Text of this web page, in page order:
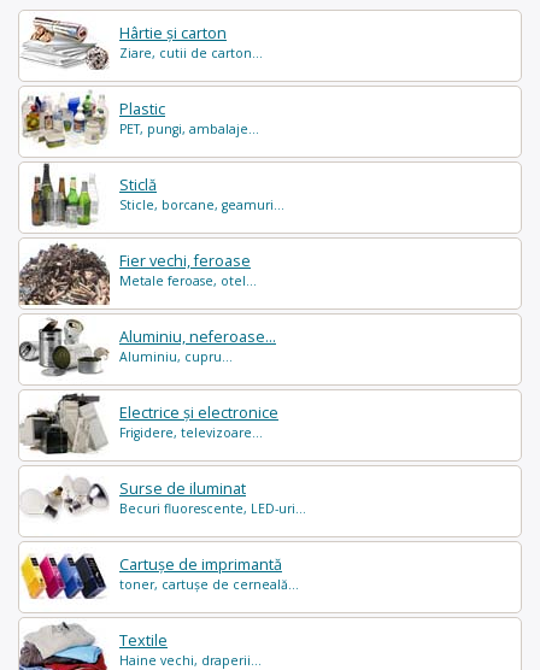
Hârtie și carton
Ziare, cutii de carton...
Plastic
PET, pungi, ambalaje...
Sticlă
Sticle, borcane, geamuri...
Fier vechi, feroase
Metale feroase, otel...
Aluminiu, neferoase...
Aluminiu, cupru...
Electrice și electronice
Frigidere, televizoare...
Surse de iluminat
Becuri fluorescente, LED-uri...
Cartușe de imprimantă
toner, cartușe de cerneală...
Textile
Haine vechi, draperii...